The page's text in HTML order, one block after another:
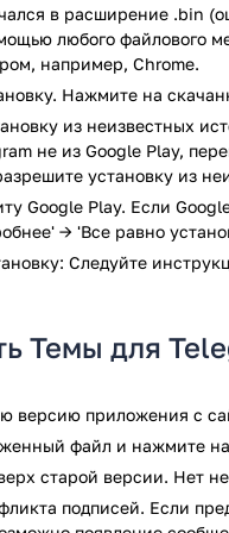
скучный экран
значение, если
необходимо
устройств
приложение.
сделать свой Телеграм
загрузить данное
приложения продуманы
я просто хочу, чтобы
и на осеннюю тему.
в расширение .bin
любого файлового
например, Chrome.
Нажмите на
из неизвестных
не из Google Play,
установку из
Google Play. Если
→ 'Все равно
Следуйте
Темы для
версию приложения с
файл и нажмите на
старой версии. Нет
подписей. Если